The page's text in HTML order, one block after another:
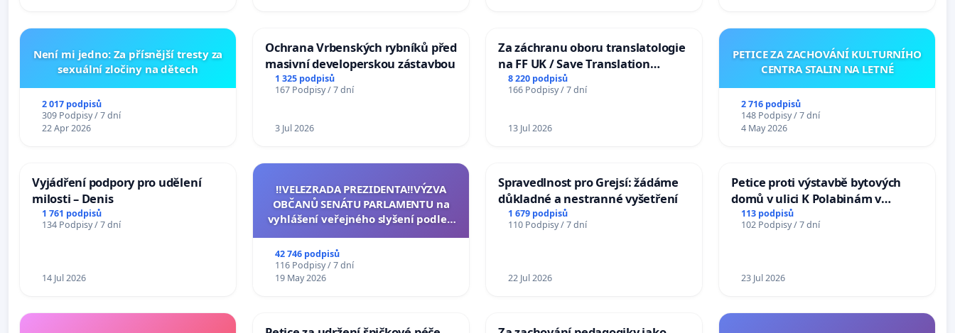
Není mi jedno: Za přísnější tresty za
sexuální zločiny na dětech
2 017 podpisů
309 Podpisy / 7 dní
22 Apr 2026
Ochrana Vrbenských rybníků před
masivní developerskou zástavbou
1 325 podpisů
167 Podpisy / 7 dní
3 Jul 2026
Za záchranu oboru translatologie
na FF UK / Save Translation
Studies at the Faculty of Arts,
Charles University
8 220 podpisů
166 Podpisy / 7 dní
13 Jul 2026
PETICE ZA ZACHOVÁNÍ KULTURNÍHO
CENTRA STALIN NA LETNÉ
2 716 podpisů
148 Podpisy / 7 dní
4 May 2026
Vyjádření podpory pro udělení
milosti – Denis
1 761 podpisů
134 Podpisy / 7 dní
14 Jul 2026
‼️VELEZRADA PREZIDENTA‼️VÝZVA
OBČANŮ SENÁTU PARLAMENTU na
vyhlášení veřejného slyšení podle §
na přijetí usnesení k podání ústavní
žaloby na prezidenta republiky
42 746 podpisů
116 Podpisy / 7 dní
19 May 2026
Spravedlnost pro Grejsí: žádáme
důkladné a nestranné vyšetření
1 679 podpisů
110 Podpisy / 7 dní
22 Jul 2026
Petice proti výstavbě bytových
domů v ulici K Polabinám v
Pardubicích
113 podpisů
102 Podpisy / 7 dní
23 Jul 2026